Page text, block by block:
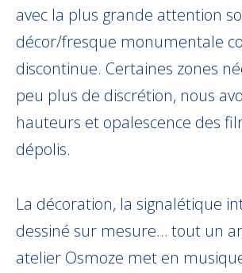
avec la plus grande attention
décor/fresque monumentale
discontinue. Certaines zones
peu plus de discrétion, nous
hauteurs et opalescence des
dépolis.
La décoration, la signalétique
dessiné sur mesure… tout un
atelier Osmoze met en